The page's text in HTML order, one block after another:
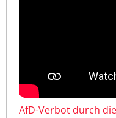
AfD-Verbot durch